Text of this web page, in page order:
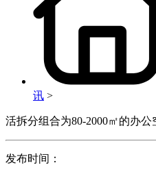
讯 >
活拆分组合为80-2000㎡的办公
发布时间：